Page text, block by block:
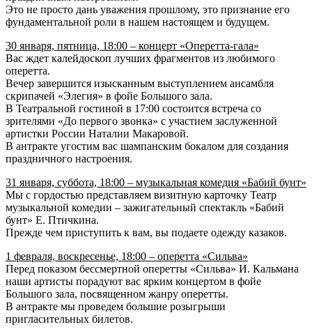
Это не просто дань уважения прошлому, это признание его
фундаментальной роли в нашем настоящем и будущем.
30 января, пятница, 18:00 – концерт «Оперетта-гала»
Вас ждет калейдоскоп лучших фрагментов из любимого
оперетта.
Вечер завершится изысканным выступлением ансамбля
скрипачей «Элегия» в фойе Большого зала.
В Театральной гостиной в 17:00 состоится встреча со
зрителями «До первого звонка» с участием заслуженной
артистки России Наталии Макаровой.
В антракте угостим вас шампанским бокалом для создания
праздничного настроения.
31 января, суббота, 18:00 – музыкальная комедия «Бабий бунт»
Мы с гордостью представляем визитную карточку Театр
музыкальной комедии – зажигательный спектакль «Бабий
бунт» Е. Птичкина.
Прежде чем приступить к вам, вы подаете одежду казаков.
1 февраля, воскресенье, 18:00 – оперетта «Сильва»
Перед показом бессмертной оперетты «Сильва» И. Кальмана
наши артисты порадуют вас ярким концертом в фойе
Большого зала, посвященном жанру оперетты.
В антракте мы проведем большие розыгрыши
пригласительных билетов.